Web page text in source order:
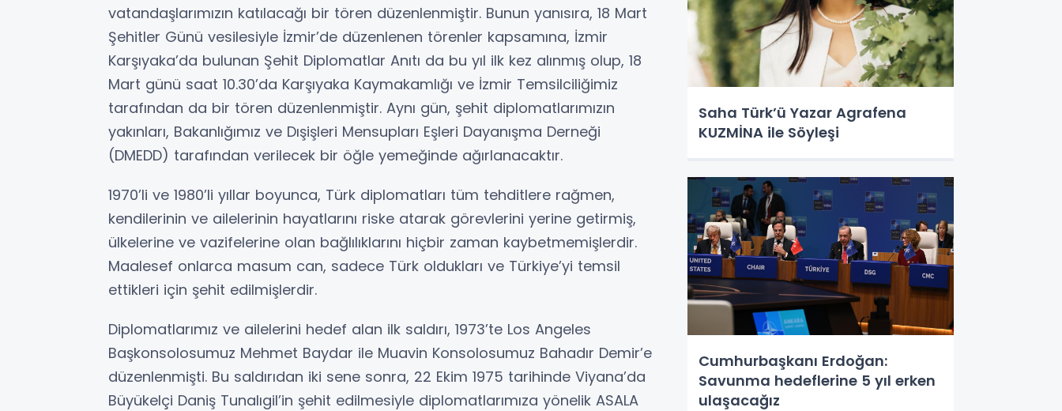
vatandaşlarımızın katılacağı bir tören düzenlenmiştir. Bunun yanısıra, 18 Mart
Şehitler Günü vesilesiyle İzmir’de düzenlenen törenler kapsamına, İzmir
Karşıyaka’da bulunan Şehit Diplomatlar Anıtı da bu yıl ilk kez alınmış olup, 18
Mart günü saat 10.30’da Karşıyaka Kaymakamlığı ve İzmir Temsilciliğimiz
tarafından da bir tören düzenlenmiştir. Aynı gün, şehit diplomatlarımızın
yakınları, Bakanlığımız ve Dışişleri Mensupları Eşleri Dayanışma Derneği
(DMEDD) tarafından verilecek bir öğle yemeğinde ağırlanacaktır.
1970’li ve 1980’li yıllar boyunca, Türk diplomatları tüm tehditlere rağmen,
kendilerinin ve ailelerinin hayatlarını riske atarak görevlerini yerine getirmiş,
ülkelerine ve vazifelerine olan bağlılıklarını hiçbir zaman kaybetmemişlerdir.
Maalesef onlarca masum can, sadece Türk oldukları ve Türkiye’yi temsil
ettikleri için şehit edilmişlerdir.
Diplomatlarımız ve ailelerini hedef alan ilk saldırı, 1973’te Los Angeles
Başkonsolosumuz Mehmet Baydar ile Muavin Konsolosumuz Bahadır Demir’e
düzenlenmişti. Bu saldırıdan iki sene sonra, 22 Ekim 1975 tarihinde Viyana’da
Büyükelçi Daniş Tunalıgil’in şehit edilmesiyle diplomatlarımıza yönelik ASALA
Saha Türk’ü Yazar Agrafena
KUZMİNA ile Söyleşi
Cumhurbaşkanı Erdoğan:
Savunma hedeflerine 5 yıl erken
ulaşacağız